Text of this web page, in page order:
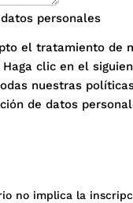
personales
el tratamiento de
clic en el
nuestras
de datos
no implica la